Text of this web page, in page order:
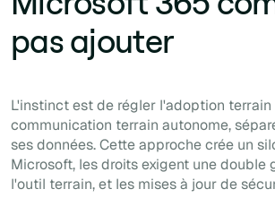
pas ajouter
L'instinct est de régler l'adoption
communication terrain autonome,
ses données. Cette approche crée un
Microsoft, les droits exigent une double
l'outil terrain, et les mises à jour de